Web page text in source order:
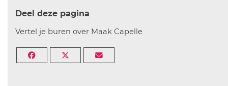
Deel deze pagina
Vertel je buren over Maak Capelle